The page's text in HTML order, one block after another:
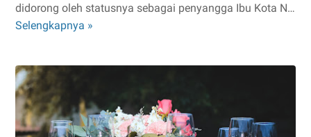
didorong oleh statusnya sebagai penyangga Ibu Kota N…
Selengkapnya »
Maksimalkan
Profit